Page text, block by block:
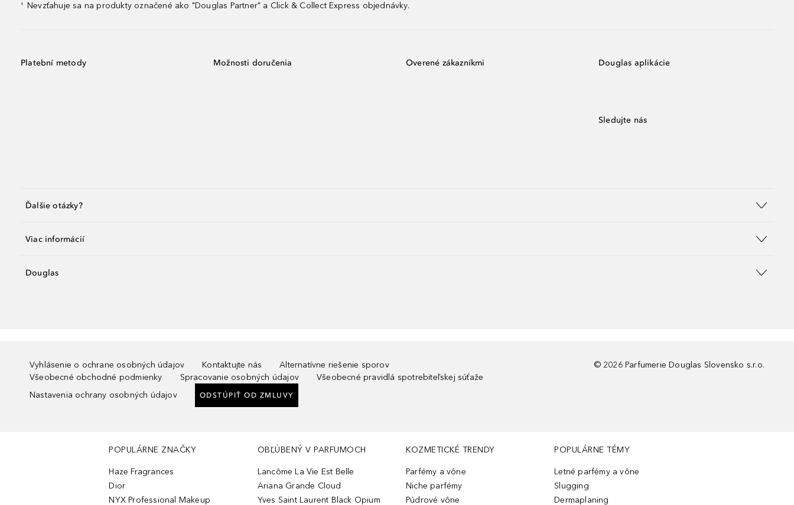
¹ Nevzťahuje sa na produkty označené ako "Douglas Partner" a Click & Collect Express objednávky.
Platební metody Možnosti doručenia Overené zákazníkmi Douglas aplikácie
Sledujte nás
Ďalšie otázky?
Viac informácií
Douglas
Vyhlásenie o ochrane osobných údajov Kontaktujte nás
Alternatívne riešenie sporov
Všeobecné obchodné podmienky
Spracovanie osobných údajov
Všeobecné pravidlá spotrebiteľskej súťaže
Nastavenia ochrany osobných údajov
ODSTÚPIŤ OD ZMLUVY
© 2026 Parfumerie Douglas Slovensko s.r.o.
POPULÁRNE ZNAČKY
Haze Fragrances
Dior
NYX Professional Makeup
OBĽÚBENÝ V PARFUMOCH
Lancôme La Vie Est Belle
Ariana Grande Cloud
Yves Saint Laurent Black Opium
KOZMETICKÉ TRENDY
Parfémy a vône
Niche parfémy
Púdrové vône
POPULÁRNE TÉMY
Letné parfémy a vône
Slugging
Dermaplaning